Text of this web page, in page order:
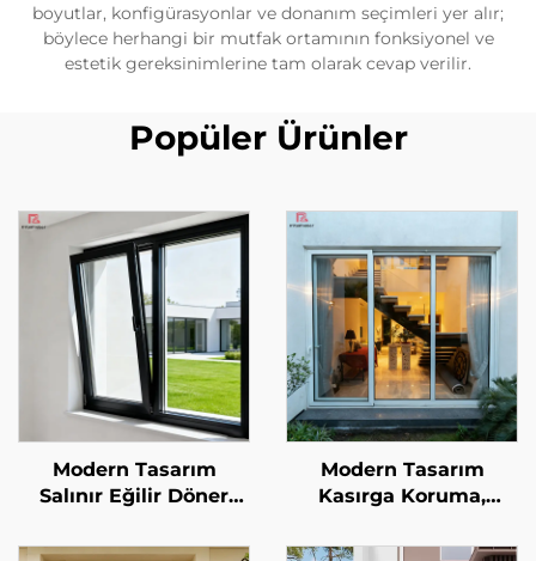
boyutlar, konfigürasyonlar ve donanım seçimleri yer alır;
böylece herhangi bir mutfak ortamının fonksiyonel ve
estetik gereksinimlerine tam olarak cevap verilir.
Popüler Ürünler
Modern Tasarım
Salınır Eğilir Döner
Saplama Pencereleri,
Modern Tasarım
Kasırga Koruma,
Dayanıklı Alüminyum